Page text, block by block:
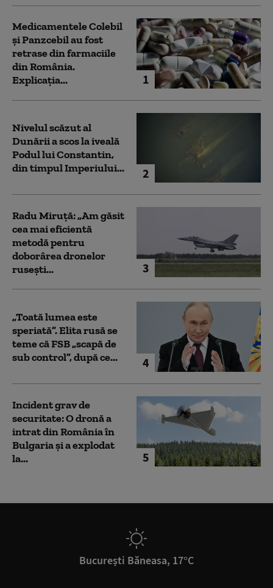
1
Medicamentele Colebil
și Panzcebil au fost
retrase din farmaciile
din România.
Explicația...
2
Nivelul scăzut al
Dunării a scos la iveală
Podul lui Constantin,
din timpul Imperiului...
3
Radu Miruță: „Am găsit
cea mai eficientă
metodă pentru
doborârea dronelor
rusești...
4
„Toată lumea este
speriată”. Elita rusă se
teme că FSB „scapă de
sub control”, după ce...
5
Incident grav de
securitate: O dronă a
intrat din România în
Bulgaria şi a explodat
la...
București Băneasa, 17°C